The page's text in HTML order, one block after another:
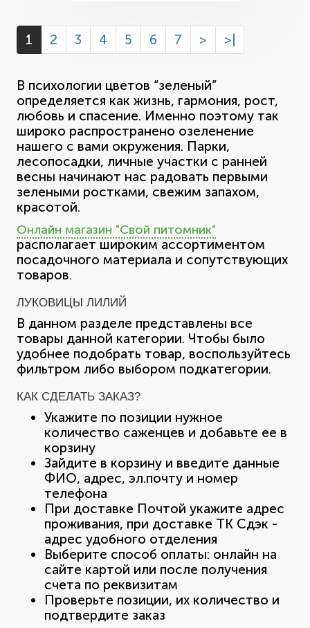
1 2 3 4 5 6 7 > >|
В психологии цветов “зеленый”
определяется как жизнь, гармония, рост,
любовь и спасение. Именно поэтому так
широко распространено озеленение
нашего с вами окружения. Парки,
лесопосадки, личные участки с ранней
весны начинают нас радовать первыми
зелеными ростками, свежим запахом,
красотой.
Онлайн магазин "Свой питомник"
располагает широким ассортиментом
посадочного материала и сопутствующих
товаров.
ЛУКОВИЦЫ ЛИЛИЙ
В данном разделе представлены все
товары данной категории. Чтобы было
удобнее подобрать товар, воспользуйтесь
фильтром либо выбором подкатегории.
КАК СДЕЛАТЬ ЗАКАЗ?
Укажите по позиции нужное
количество саженцев и добавьте ее в
корзину
Зайдите в корзину и введите данные
ФИО, адрес, эл.почту и номер
телефона
При доставке Почтой укажите адрес
проживания, при доставке ТК Сдэк -
адрес удобного отделения
Выберите способ оплаты: онлайн на
сайте картой или после получения
счета по реквизитам
Проверьте позиции, их количество и
подтвердите заказ